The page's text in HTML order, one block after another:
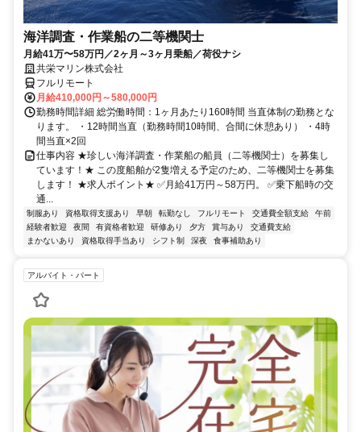
海洋調査・作業船の二等機関士
月給41万〜58万円／2ヶ月～3ヶ月乗船／荷役ナシ
共栄マリン株式会社
フルリモート
月給410,000円～580,000円
勤務時間詳細 総労働時間：1ヶ月あたり160時間 当直体制の勤務とな
ります。 ・12時間当直（勤務時間10時間、合間に休憩あり） ・4時
間当直×2回
仕事内容 ★珍しい海洋調査・作業船の船員（二等機関士）を募集し
ています！★ この度船舶が2隻増える予定のため、二等機関士を募集
します！ ★求人ポイント★ ✅月給41万円～58万円。 ✅乗下船時の交
通...
制服あり 資格取得支援あり 早朝 転勤なし フルリモート 交通費全額支給
午前
経験者歓迎
夜間 有資格者歓迎 研修あり 夕方 賞与あり
交通費支給
まかないあり
資格取得手当あり シフト制 深夜 食事補助あり
アルバイト・パート